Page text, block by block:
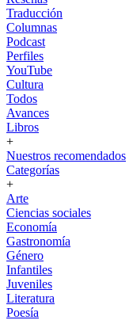
Traducción
Columnas
Podcast
Perfiles
YouTube
Cultura
Todos
Avances
Libros
+
Nuestros recomendados
Categorías
+
Arte
Ciencias sociales
Economía
Gastronomía
Género
Infantiles
Juveniles
Literatura
Poesía